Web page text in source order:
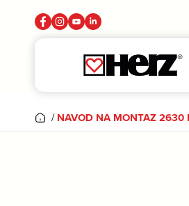
/ NAVOD NA MONTAZ 2630